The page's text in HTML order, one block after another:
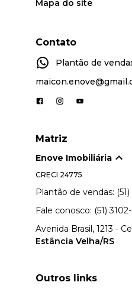
Mapa do site
Contato
Plantão de
Matriz
Enove Imobiliária
CRECI 24775
Plantão de vendas:
Fale conosco: (51)
Avenida Brasil, 1213 -
Estância Velha/RS
Outros links